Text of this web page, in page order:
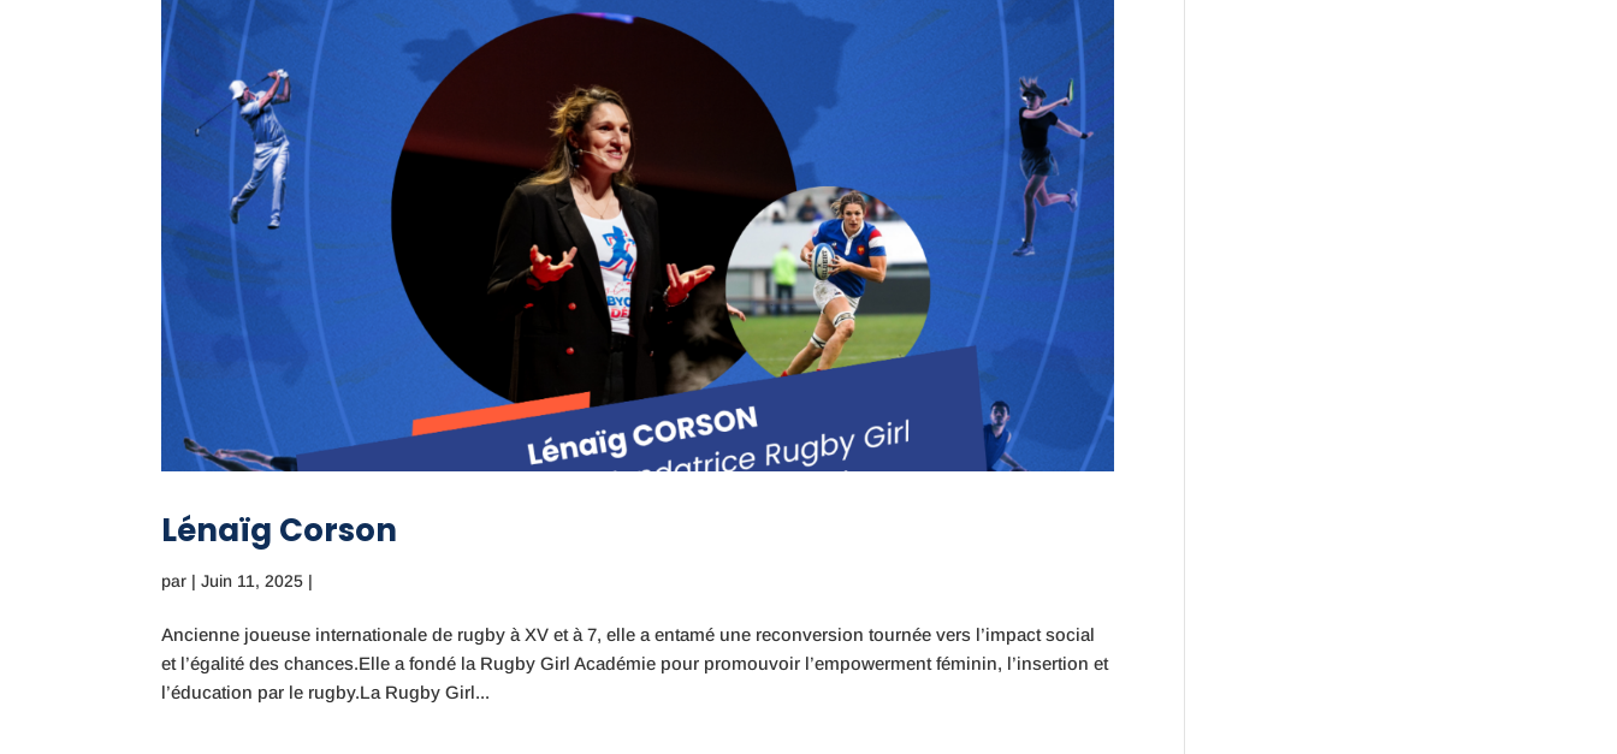
Lénaïg Corson
par |Juin 11, 2025 |
Ancienne joueuse internationale de rugby à XV et à 7, elle a entamé une reconversion tournée vers l’impact social
et l’égalité des chances.Elle a fondé la Rugby Girl Académie pour promouvoir l’empowerment féminin, l’insertion et
l’éducation par le rugby.La Rugby Girl...